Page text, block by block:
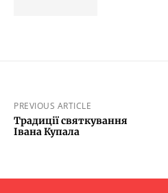
PREVIOUS ARTICLE
Традиції святкування
Івана Купала